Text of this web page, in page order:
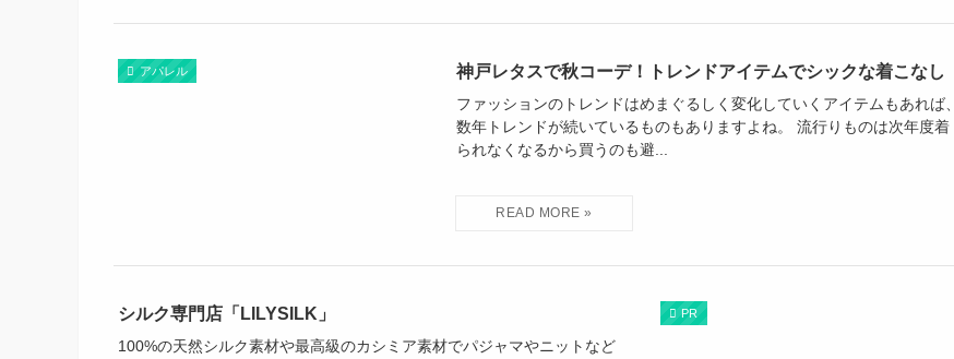
アパレル 神戸レタスで秋コーデ！トレンドアイテムでシックな着こなし
ファッションのトレンドはめまぐるしく変化していくアイテムもあれば、
数年トレンドが続いているものもありますよね。 流行りものは次年度着
られなくなるから買うのも避...
PR
シルク専門店「LILYSILK」
100%の天然シルク素材や最高級のカシミア素材でパジャマやニットなど